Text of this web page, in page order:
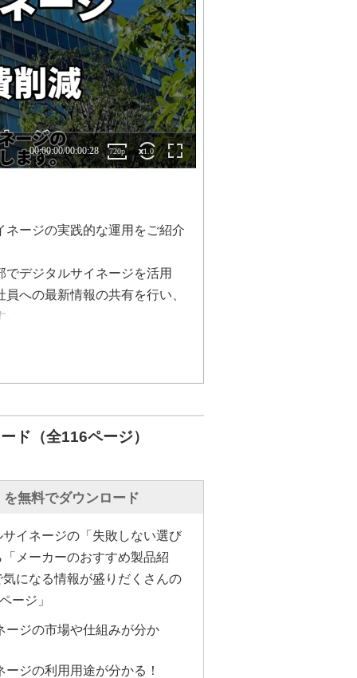
ネージの実践的な運用をご紹介
デジタルサイネージを活用
への最新情報の共有を行い、
ーパーレスで経費を掛けずに効
ので、お客様にお役立ちいただ
ド（全116ページ）
無料でダウンロード
サイネージの「失敗しない選び
メーカーのおすすめ製品紹
気になる情報が盛りだくさんの
ージ」
ージの市場や仕組みが分か
ージの利用用途が分かる！